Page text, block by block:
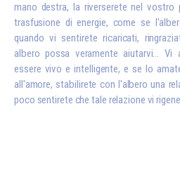
mano destra, la riverserete nel vostro
trasfusione di energie, come se
quando vi sentirete ricaricati,
albero possa veramente aiutarvi...
essere vivo e intelligente, e se lo
all'amore, stabilirete con l'albero una
poco sentirete che tale relazione vi